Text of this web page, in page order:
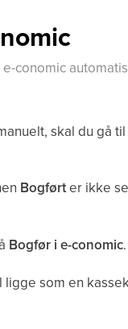
conomic
skal du gå
Bogførter ikke
Bogfør i e-conomic.
som en